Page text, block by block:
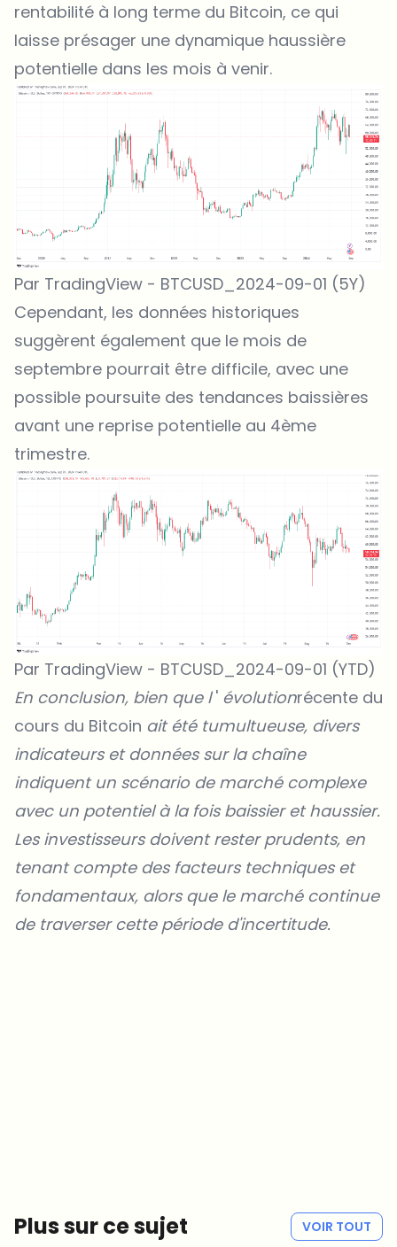
rentabilité à long terme du Bitcoin, ce qui
laisse présager une dynamique haussière
potentielle dans les mois à venir.
Par TradingView - BTCUSD_2024-09-01 (5Y)
Cependant, les données historiques
suggèrent également que le mois de
septembre pourrait être difficile, avec une
possible poursuite des tendances baissières
avant une reprise potentielle au 4ème
trimestre.
Par TradingView - BTCUSD_2024-09-01 (YTD)
En conclusion, bien que l' évolutionrécente du
cours du Bitcoin ait été tumultueuse, divers
indicateurs et données sur la chaîne
indiquent un scénario de marché complexe
avec un potentiel à la fois baissier et haussier.
Les investisseurs doivent rester prudents, en
tenant compte des facteurs techniques et
fondamentaux, alors que le marché continue
de traverser cette période d'incertitude.
Plus sur ce sujet VOIR TOUT